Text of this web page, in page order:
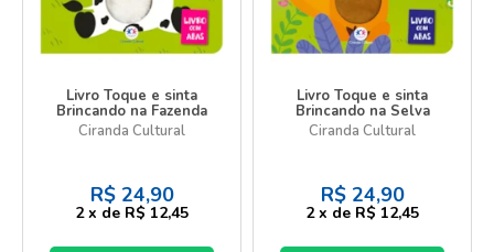
Livro Toque e sinta
Brincando na Fazenda
Ciranda Cultural
R$ 24,90
2 x de R$ 12,45
Livro Toque e sinta
Brincando na Selva
Ciranda Cultural
R$ 24,90
2 x de R$ 12,45